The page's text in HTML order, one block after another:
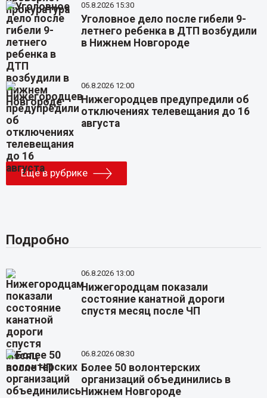
05.8.2026 15:30
Уголовное дело после гибели 9-
летнего ребенка в ДТП возбудили
в Нижнем Новгороде
06.8.2026 12:00
Нижегородцев предупредили об
отключениях телевещания до 16
августа
Еще в рубрике
Подробно
06.8.2026 13:00
Нижегородцам показали
состояние канатной дороги
спустя месяц после ЧП
06.8.2026 08:30
Более 50 волонтерских
организаций объединились в
Нижнем Новгороде